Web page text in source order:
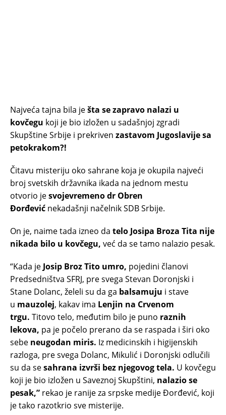
Najveća tajna bila ješta se zapravo nalazi u
kovčegu koji je bio izložen u sadašnjoj zgradi
Skupštine Srbije i prekriven zastavom Jugoslavije sa
petokrakom?!
Čitavu misteriju oko sahrane koja je okupila najveći
broj svetskih državnika ikada na jednom mestu
otvorio jesvojevremeno dr Obren
Đorđević nekadašnji načelnik SDB Srbije.
On je, naime tada izneo da telo Josipa Broza Tita nije
nikada bilo u kovčegu, već da se tamo nalazio pesak.
“Kada je Josip Broz Tito umro, pojedini članovi
Predsedništva SFRJ, pre svega Stevan Doronjski i
Stane Dolanc, želeli su da ga balsamuju i stave
u mauzolej, kakav ima Lenjin na Crvenom
trgu. Titovo telo, međutim bilo je puno raznih
lekova, pa je počelo prerano da se raspada i širi oko
sebe neugodan miris. Iz medicinskih i higijenskih
razloga, pre svega Dolanc, Mikulić i Doronjski odlučili
su da sesahrana izvrši bez njegovog tela. U kovčegu
koji je bio izložen u Saveznoj Skupštini, nalazio se
pesak,” rekao je ranije za srpske medije Đorđević, koji
je tako razotkrio sve misterije.